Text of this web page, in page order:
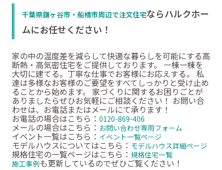
千葉県鎌ヶ谷市・船橋市周辺で注文住宅ならハルクホー
ムにお任せください！
家の中の温度差を減らして快適な暮らしを可能にする高
断熱・高気密住宅をご提供しております。 一棟一棟を
大切に建てる。丁寧な仕事でお客様にお応えする。 私
達は多様なお客様のご要望をすべてしっかりと受け止め
ることから始めます。 家づくりに関するお困りごとが
ありましたらぜひお気軽にご相談ください！ お問い合
わせは、お電話またはメールにて承ります！
お電話の場合はこちら： 0120-869-406
メールの場合はこちら： お問い合わせ専用フォーム
イベント一覧はこちら： イベント一覧ページ
モデルハウスについてはこちら： モデルハウス詳細ページ
規格住宅の一覧ページはこちら： 規格住宅一覧
施工事例も更新しているのでぜひご覧ください！